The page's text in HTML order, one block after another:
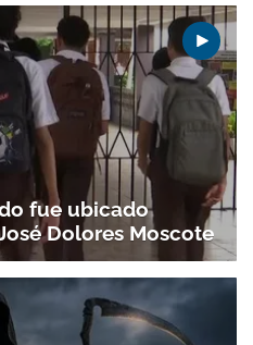
fue ubicado
Dolores Moscote